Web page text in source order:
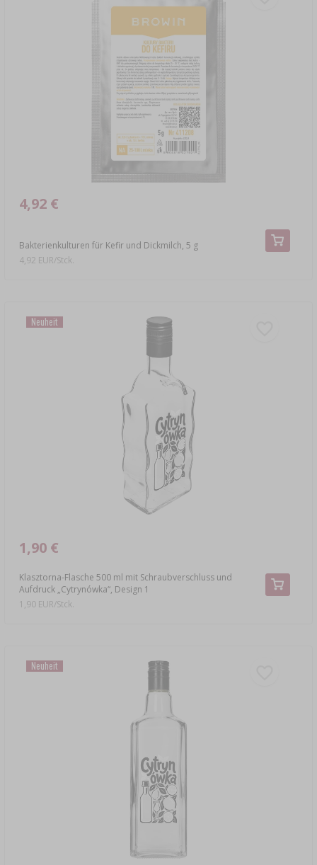
Bakterienkulturen für Kefir und Dickmilch, 5 g
4,92 €
4,92 EUR/Stck.
Neuheit
Klasztorna-Flasche 500 ml mit Schraubverschluss und
Aufdruck „Cytrynówka“, Design 1
1,90 €
1,90 EUR/Stck.
Neuheit